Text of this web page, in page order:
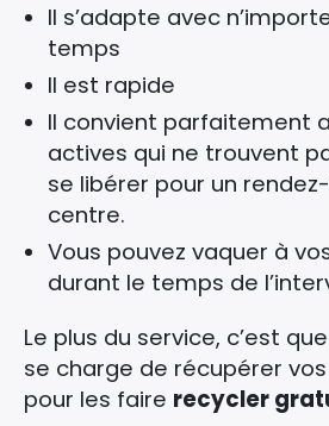
Il s’adapte avec
temps
Il est rapide
Il convient parfaitement
actives qui ne trouvent
se libérer pour un
centre.
Vous pouvez vaquer à
durant le temps de
Le plus du service, c’est
se charge de récupérer
pour les faire recycler